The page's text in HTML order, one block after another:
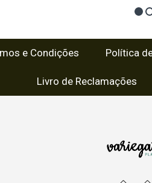
e Condições Política
Livro de Reclamações